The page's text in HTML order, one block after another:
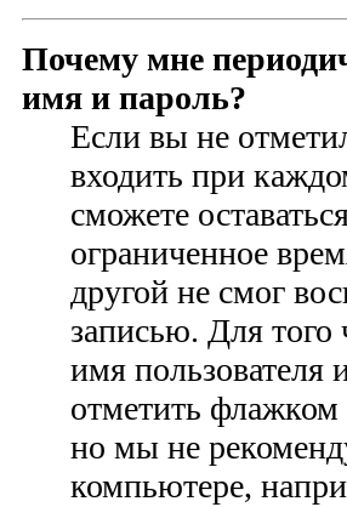
Почему мне
имя и пароль?
Если вы не
входить при
сможете
ограниченное
другой не смог
записью. Для того
имя пользователя
отметить флажком
но мы не
компьютере,